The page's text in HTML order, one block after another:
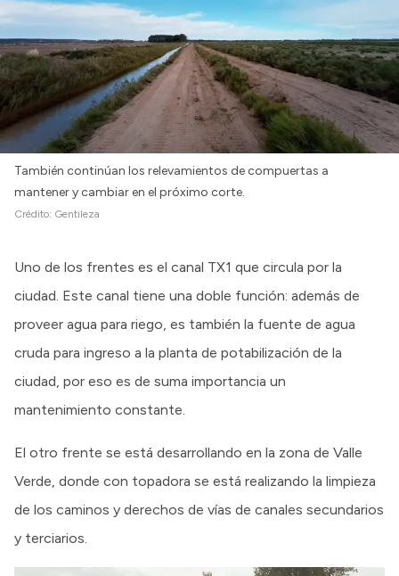
Login
También continúan los relevamientos de compuertas a
mantener y cambiar en el próximo corte.
Crédito: Gentileza
Uno de los frentes es el canal TX1 que circula por la
ciudad. Este canal tiene una doble función: además de
proveer agua para riego, es también la fuente de agua
cruda para ingreso a la planta de potabilización de la
ciudad, por eso es de suma importancia un
mantenimiento constante.
El otro frente se está desarrollando en la zona de Valle
Verde, donde con topadora se está realizando la limpieza
de los caminos y derechos de vías de canales secundarios
y terciarios.